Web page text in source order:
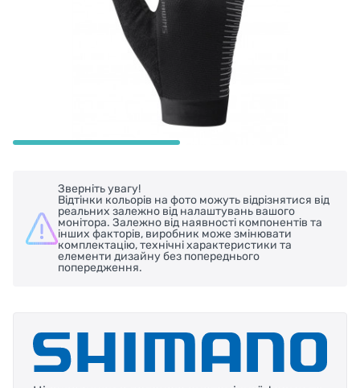
Зверніть увагу!
Відтінки кольорів на фото можуть відрізнятися від
реальних залежно від налаштувань вашого
монітора. Залежно від наявності компонентів та
інших факторів, виробник може змінювати
комплектацію, технічні характеристики та
елементи дизайну без попереднього
попередження.